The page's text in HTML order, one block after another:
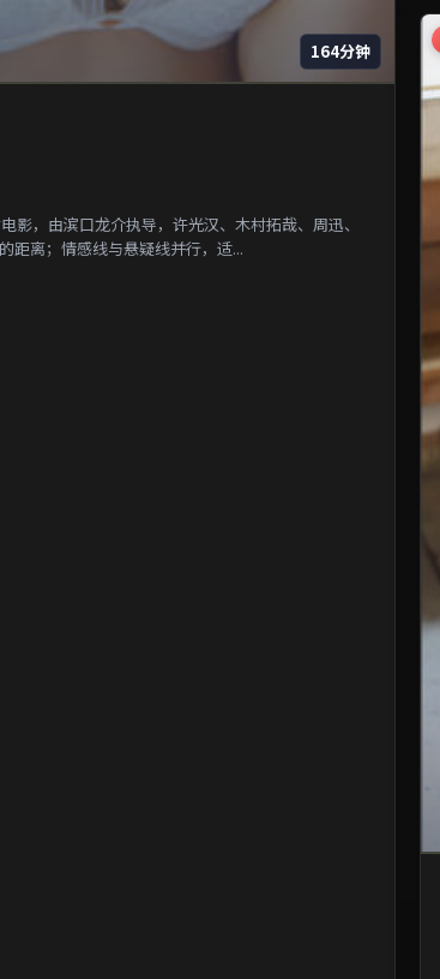
164分钟
影，由滨口龙介执导，许光汉、木村拓哉、周迅、
距离；情感线与悬疑线并行，适...